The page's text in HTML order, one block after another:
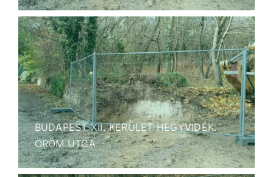
BUDAPEST XII. KERÜLET HEGYVIDÉK:
ÖRÖM UTCA